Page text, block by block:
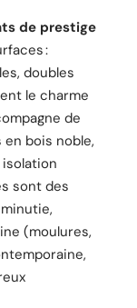
de prestige
:
doubles
le charme
de
en bois noble,
sont des
(moulures,